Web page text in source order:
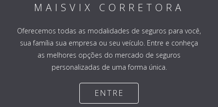
MAISVIX CORRETORA
Oferecemos todas as modalidades de seguros para você,
sua família sua empresa ou seu veículo. Entre e conheça
as melhores opções do mercado de seguros
personalizadas de uma forma única.
ENTRE